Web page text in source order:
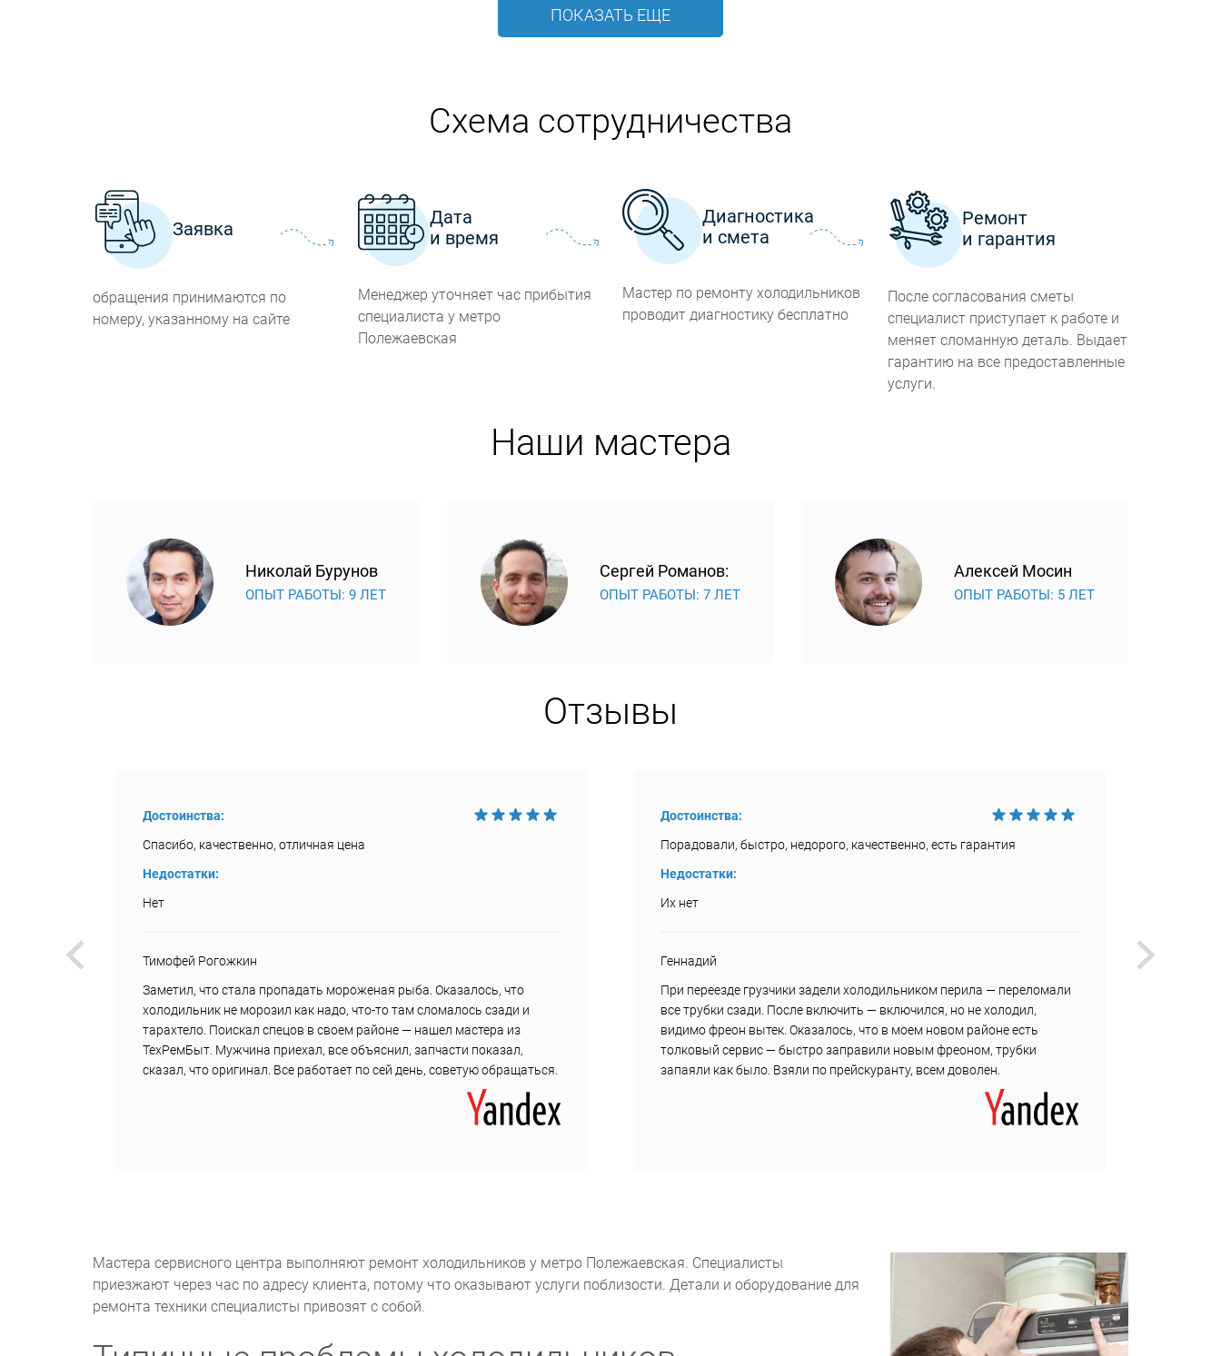
ПОКАЗАТЬ ЕЩЕ
Схема сотрудничества
Заявка
обращения принимаются по
номеру, указанному на сайте
Дата
и время
Менеджер уточняет час прибытия
специалиста у метро
Полежаевская
Диагностика
и смета
Мастер по ремонту холодильников
проводит диагностику бесплатно
Ремонт
и гарантия
После согласования сметы
специалист приступает к работе и
меняет сломанную деталь. Выдает
гарантию на все предоставленные
услуги.
Наши мастера
Николай Бурунов
ОПЫТ РАБОТЫ: 9 ЛЕТ
Сергей Романов:
ОПЫТ РАБОТЫ: 7 ЛЕТ
Алексей Мосин
ОПЫТ РАБОТЫ: 5 ЛЕТ
Отзывы
Достоинства:
Спасибо, качественно, отличная цена
Недостатки:
Нет
Тимофей Рогожкин
Заметил, что стала пропадать мороженая рыба. Оказалось, что
холодильник не морозил как надо, что-то там сломалось сзади и
тарахтело. Поискал спецов в своем районе — нашел мастера из
ТехРемБыт. Мужчина приехал, все объяснил, запчасти показал,
сказал, что оригинал. Все работает по сей день, советую обращаться.
Достоинства:
Порадовали, быстро, недорого, качественно, есть гарантия
Недостатки:
Их нет
Геннадий
При переезде грузчики задели холодильником перила — переломали
все трубки сзади. После включить — включился, но не холодил,
видимо фреон вытек. Оказалось, что в моем новом районе есть
толковый сервис — быстро заправили новым фреоном, трубки
запаяли как было. Взяли по прейскуранту, всем доволен.
Мастера сервисного центра выполняют ремонт холодильников у метро Полежаевская. Специалисты
приезжают через час по адресу клиента, потому что оказывают услуги поблизости. Детали и оборудование для
ремонта техники специалисты привозят с собой.